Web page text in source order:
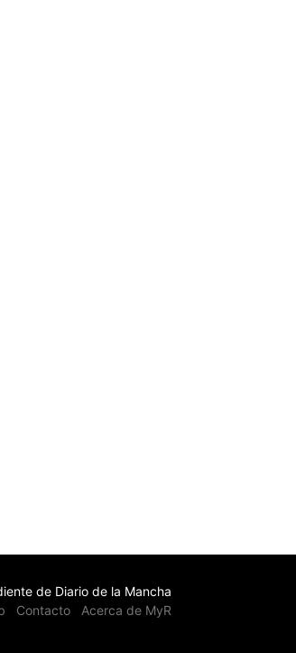
de Diario de la Mancha
Contacto Acerca de MyR